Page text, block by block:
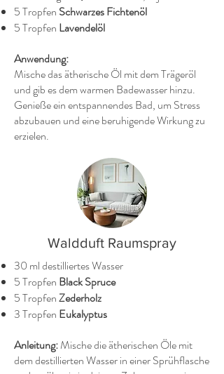
5 Tropfen Schwarzes Fichtenöl
5 Tropfen Lavendelöl
Anwendung:
Mische das ätherische Öl mit dem Trägeröl
und gib es dem warmen Badewasser hinzu.
Genieße ein entspannendes Bad, um Stress
abzubauen und eine beruhigende Wirkung zu
erzielen.
Waldduft Raumspray
30 ml destilliertes Wasser
5 Tropfen Black Spruce
5 TropfenZederholz
3 Tropfen Eukalyptus
Anleitung:Mische die ätherischen Öle mit
dem destillierten Wasser in einer Sprühflasche